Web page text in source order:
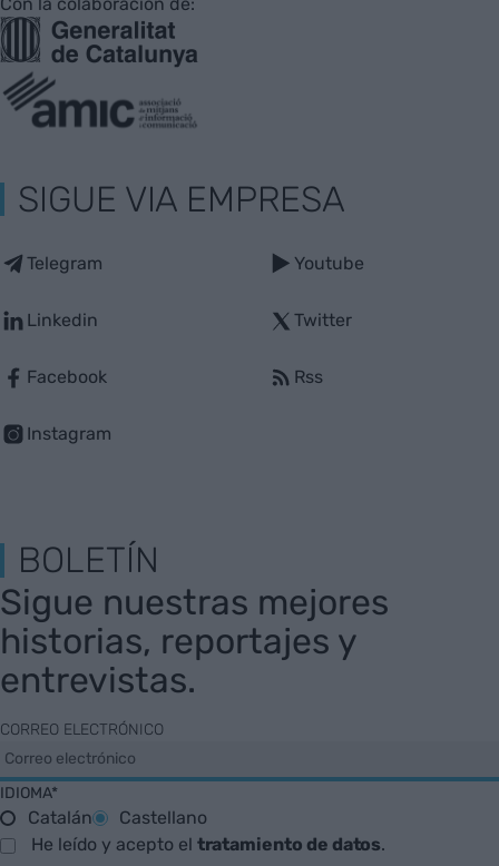
SIGUE VIA EMPRESA
Telegram
Linkedin
Facebook
Instagram
Youtube
Twitter
Rss
BOLETÍN
Sigue nuestras mejores
historias, reportajes y
entrevistas.
CORREO ELECTRÓNICO
IDIOMA*
Catalán
Castellano
He leído y acepto el tratamiento de datos.